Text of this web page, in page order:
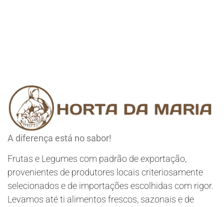
A diferença está no sabor!
Frutas e Legumes com padrão de exportação,
provenientes de produtores locais criteriosamente
selecionados e de importações escolhidas com rigor.
Levamos até ti alimentos frescos, sazonais e de